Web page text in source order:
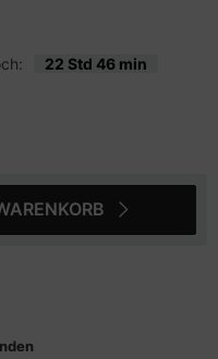
22 Std 46 min